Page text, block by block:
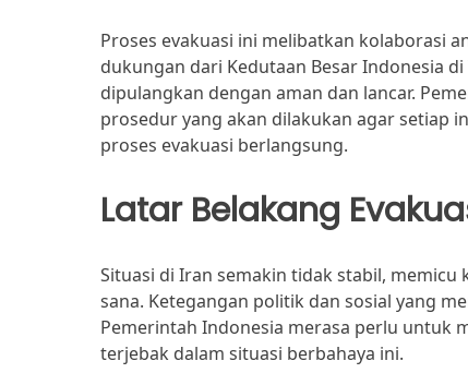
Proses evakuasi ini melibatkan kolaborasi
dukungan dari Kedutaan Besar Indonesia
dipulangkan dengan aman dan lancar.
prosedur yang akan dilakukan agar setiap
proses evakuasi berlangsung.
Latar Belakang
Situasi di Iran semakin tidak stabil,
sana. Ketegangan politik dan sosial yang
Pemerintah Indonesia merasa perlu untuk
terjebak dalam situasi berbahaya ini.